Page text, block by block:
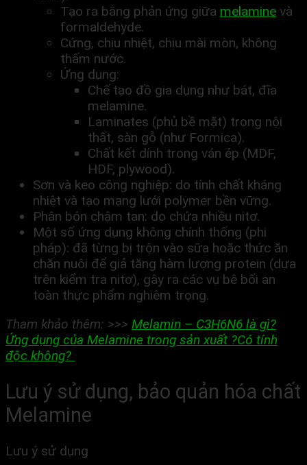
Tạo ra bằng phản ứng giữa melamine và
formaldehyde.
Cứng, chịu nhiệt, chịu mài mòn, không
thấm nước.
Ứng dụng:
Chế tạo đồ gia dụng như bát, đĩa
melamine.
Laminates (phủ bề mặt) trong nội
thất, sàn gỗ (như Formica).
Chất kết dính trong ván ép (MDF,
HDF, plywood).
Sơn và keo công nghiệp: do tính chất kháng
nhiệt và tạo mạng lưới polymer bền vững.
Phân bón chậm tan: do chứa nhiều nitơ.
Một số ứng dụng không chính thống (phi
pháp): đã từng bị trộn vào sữa hoặc thức ăn
chăn nuôi để giả tăng hàm lượng protein (dựa
trên kiểm tra nitơ), gây ra các vụ bê bối an
toàn thực phẩm nghiêm trọng.
Tham khảo thêm: >>> Melamin – C3H6N6 là gì?
Ứng dụng của Melamine trong sản xuất ?Có tính
độc không?
Lưu ý sử dụng, bảo quản hóa chất
Melamine
Lưu ý sử dụng